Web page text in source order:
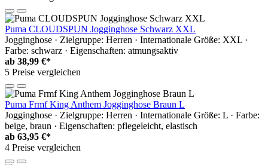
Puma CLOUDSPUN Jogginghose Schwarz XXL
Jogginghose · Zielgruppe: Herren · Internationale Größe: XXL ·
Farbe: schwarz · Eigenschaften: atmungsaktiv
ab 38,99 €*
5 Preise vergleichen
Puma Frmf King Anthem Jogginghose Braun L
Jogginghose · Zielgruppe: Herren · Internationale Größe: L · Farbe:
beige, braun · Eigenschaften: pflegeleicht, elastisch
ab 63,95 €*
4 Preise vergleichen